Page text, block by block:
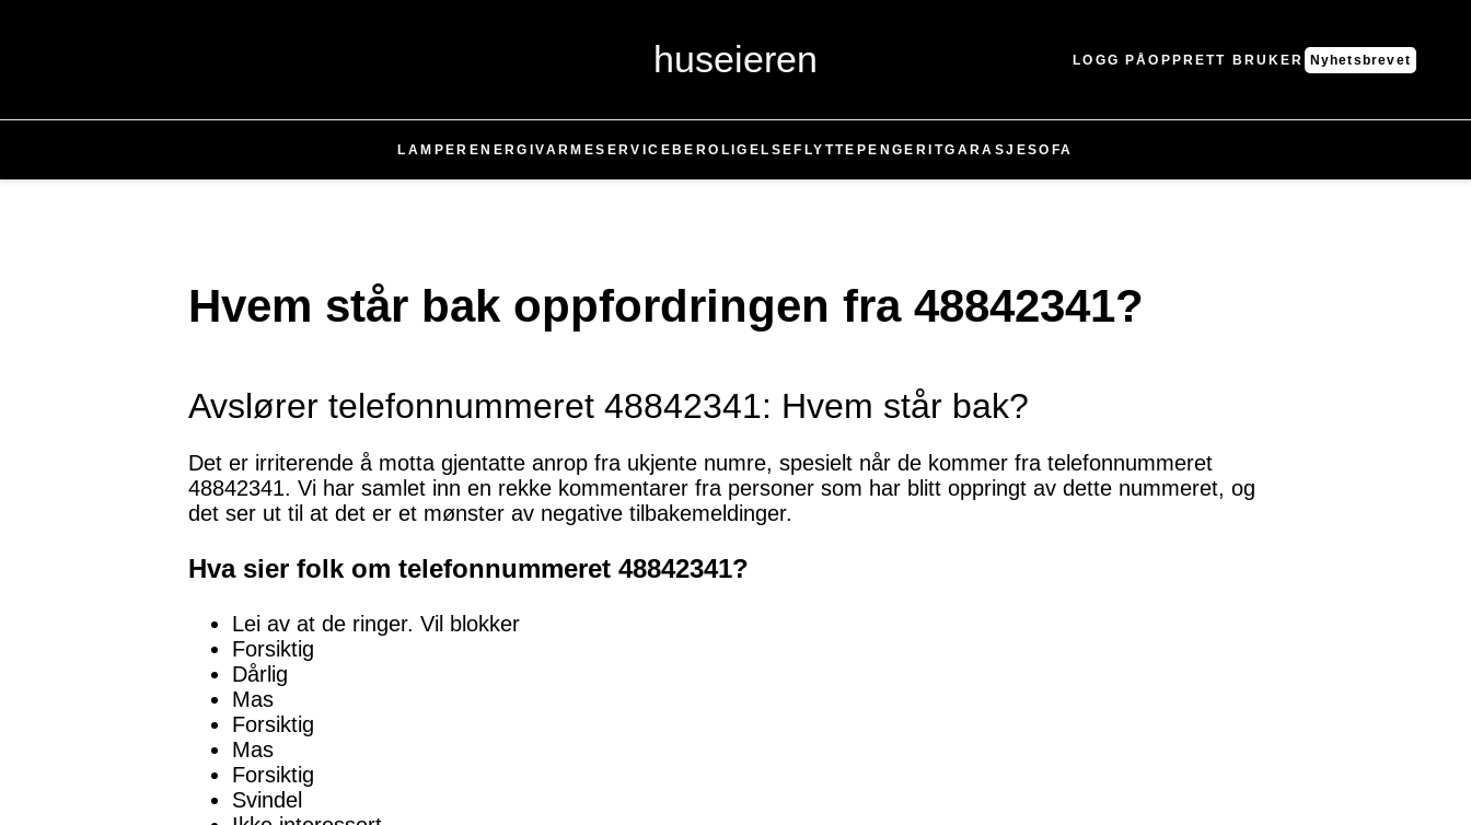
huseieren LOGG PÅOPPRETT BRUKER Nyhetsbrevet
LAMPER ENERGIVARMESERVICE BEROLIGELSE FLYTTE PENGER ITGARASJESOFA
Hvem står bak oppfordringen fra 48842341?
Avslører telefonnummeret 48842341: Hvem står bak?
Det er irriterende å motta gjentatte anrop fra ukjente numre, spesielt når de kommer fra telefonnummeret
48842341. Vi har samlet inn en rekke kommentarer fra personer som har blitt oppringt av dette nummeret, og
det ser ut til at det er et mønster av negative tilbakemeldinger.
Hva sier folk om telefonnummeret 48842341?
Lei av at de ringer. Vil blokker
Forsiktig
Dårlig
Mas
Forsiktig
Mas
Forsiktig
Svindel